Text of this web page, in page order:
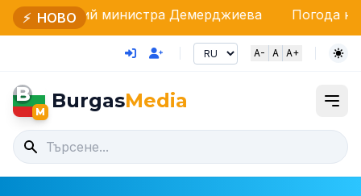
⚡ НОВО
министра Демерджиева Погода на 11 августа:
A- A A+
B
M BurgasMedia